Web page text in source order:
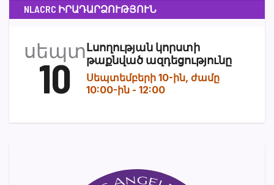
NLACRC ԻՐԱԴԱՐՁՈՒԹՅՈՒՆ
սեպտ
10
Լսողության կորստի
թաքնված ազդեցությունը
Սեպտեմբերի 10-ին, ժամը
10:00-ին - 12:00